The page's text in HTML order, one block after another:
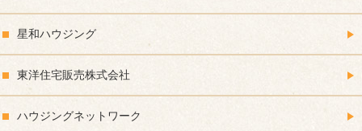
星和ハウジング
東洋住宅販売株式会社
ハウジングネットワーク